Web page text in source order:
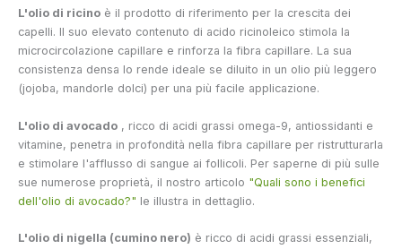
L'olio di ricino è il prodotto di riferimento per la crescita dei
capelli. Il suo elevato contenuto di acido ricinoleico stimola la
microcircolazione capillare e rinforza la fibra capillare. La sua
consistenza densa lo rende ideale se diluito in un olio più leggero
(jojoba, mandorle dolci) per una più facile applicazione.
L'olio di avocado , ricco di acidi grassi omega-9, antiossidanti e
vitamine, penetra in profondità nella fibra capillare per ristrutturarla
e stimolare l'afflusso di sangue ai follicoli. Per saperne di più sulle
sue numerose proprietà, il nostro articolo "Quali sono i benefici
dell'olio di avocado?" le illustra in dettaglio.
L'olio di nigella (cumino nero) è ricco di acidi grassi essenziali,